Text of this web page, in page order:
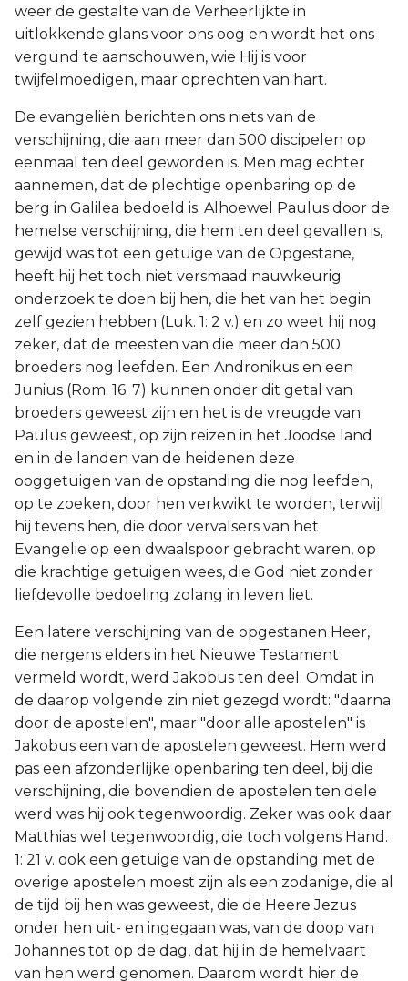
weer de gestalte van de Verheerlijkte in
uitlokkende glans voor ons oog en wordt het ons
vergund te aanschouwen, wie Hij is voor
twijfelmoedigen, maar oprechten van hart.
De evangeliën berichten ons niets van de
verschijning, die aan meer dan 500 discipelen op
eenmaal ten deel geworden is. Men mag echter
aannemen, dat de plechtige openbaring op de
berg in Galilea bedoeld is. Alhoewel Paulus door de
hemelse verschijning, die hem ten deel gevallen is,
gewijd was tot een getuige van de Opgestane,
heeft hij het toch niet versmaad nauwkeurig
onderzoek te doen bij hen, die het van het begin
zelf gezien hebben (Luk. 1: 2 v.) en zo weet hij nog
zeker, dat de meesten van die meer dan 500
broeders nog leefden. Een Andronikus en een
Junius (Rom. 16: 7) kunnen onder dit getal van
broeders geweest zijn en het is de vreugde van
Paulus geweest, op zijn reizen in het Joodse land
en in de landen van de heidenen deze
ooggetuigen van de opstanding die nog leefden,
op te zoeken, door hen verkwikt te worden, terwijl
hij tevens hen, die door vervalsers van het
Evangelie op een dwaalspoor gebracht waren, op
die krachtige getuigen wees, die God niet zonder
liefdevolle bedoeling zolang in leven liet.
Een latere verschijning van de opgestanen Heer,
die nergens elders in het Nieuwe Testament
vermeld wordt, werd Jakobus ten deel. Omdat in
de daarop volgende zin niet gezegd wordt: "daarna
door de apostelen", maar "door alle apostelen" is
Jakobus een van de apostelen geweest. Hem werd
pas een afzonderlijke openbaring ten deel, bij die
verschijning, die bovendien de apostelen ten dele
werd was hij ook tegenwoordig. Zeker was ook daar
Matthias wel tegenwoordig, die toch volgens Hand.
1: 21 v. ook een getuige van de opstanding met de
overige apostelen moest zijn als een zodanige, die al
de tijd bij hen was geweest, die de Heere Jezus
onder hen uit- en ingegaan was, van de doop van
Johannes tot op de dag, dat hij in de hemelvaart
van hen werd genomen. Daarom wordt hier de